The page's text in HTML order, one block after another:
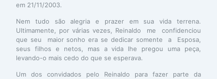
em 21/11/2003.
Nem tudo são alegria e prazer em sua vida terrena.
Ultimamente, por várias vezes, Reinaldo me confidenciou
que seu maior sonho era se dedicar somente a Esposa,
seus filhos e netos, mas a vida lhe pregou uma peça,
levando-o mais cedo do que se esperava.
Um dos convidados pelo Reinaldo para fazer parte da